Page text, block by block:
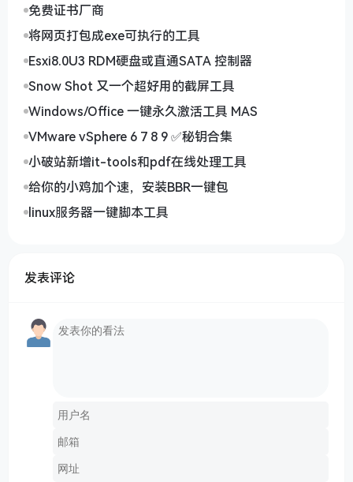
免费证书厂商
将网页打包成exe可执行的工具
Esxi8.0U3 RDM硬盘或直通SATA 控制器
Snow Shot 又一个超好用的截屏工具
Windows/Office 一键永久激活工具 MAS
VMware vSphere 6 7 8 9 ✅秘钥合集
小破站新增it-tools和pdf在线处理工具
给你的小鸡加个速，安装BBR一键包
linux服务器一键脚本工具
发表评论